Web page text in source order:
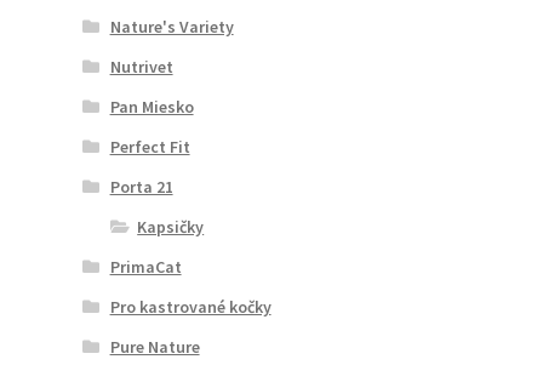
Nature's Variety
Nutrivet
Pan Miesko
Perfect Fit
Porta 21
Kapsičky
PrimaCat
Pro kastrované kočky
Pure Nature